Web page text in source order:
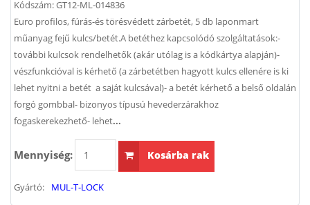
Kódszám:GT12-ML-014836
Euro profilos, fúrás-és törésvédett zárbetét, 5 db laponmart
műanyag fejű kulcs/betét.A betéthez kapcsolódó szolgáltatások:-
további kulcsok rendelhetők (akár utólag is a kódkártya alapján)-
vészfunkcióval is kérhető (a zárbetétben hagyott kulcs ellenére is ki
lehet nyitni a betét a saját kulcsával)- a betét kérhető a belső oldalán
forgó gombbal- bizonyos típusú hevederzárakhoz
fogaskerekezhető- lehet...
Mennyiség: Kosárba rak
Gyártó: MUL-T-LOCK